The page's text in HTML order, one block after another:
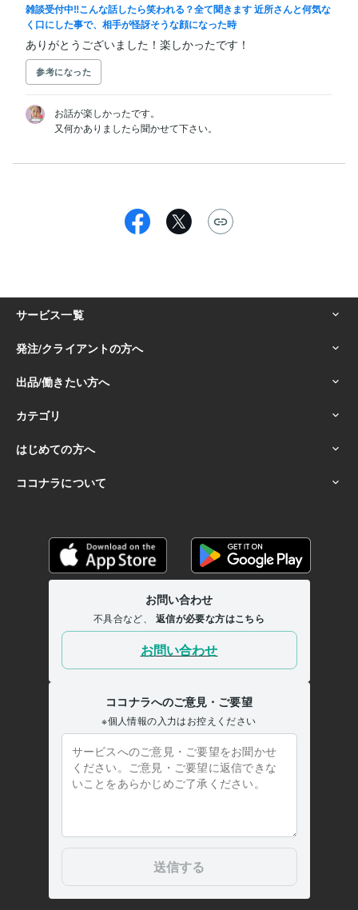
雑談受付中‼こんな話したら笑われる？全て聞きます 近所さんと何気な
く口にした事で、相手が怪訝そうな顔になった時
ありがとうございました！楽しかったです！
参考になった
お話が楽しかったです。